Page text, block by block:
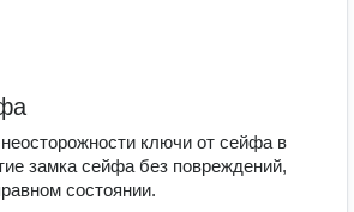
ключи от сейфа в
замка сейфа без повреждений,
состоянии.